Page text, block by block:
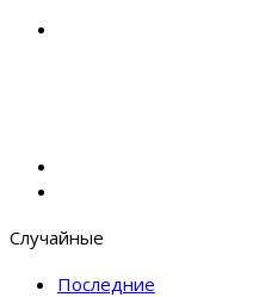
Случайные
Последние